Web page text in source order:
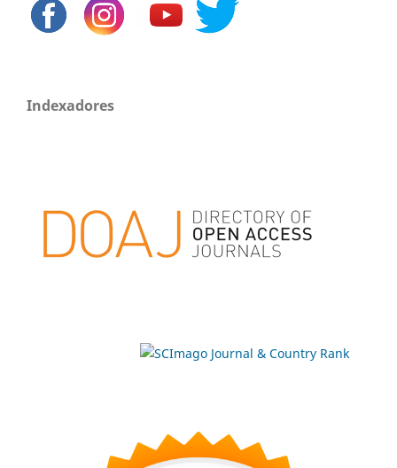
Indexadores